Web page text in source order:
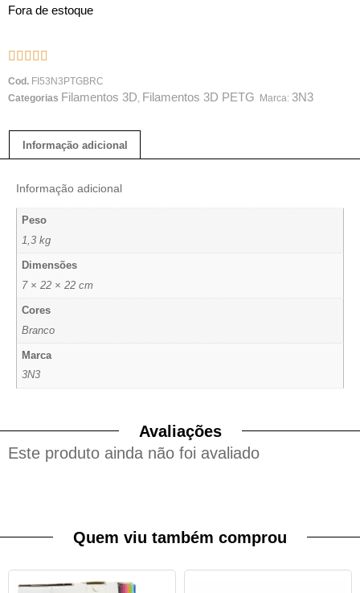
    
Cod. FI53N3PTGBRC
Categorias Filamentos 3D, Filamentos 3D PETG Marca: 3N3
Fora de estoque
Informação adicional
Informação adicional
Peso
1,3 kg
Dimensões
7 × 22 × 22 cm
Cores
Branco
Marca
3N3
Avaliações
Este produto ainda não foi avaliado
Quem viu também comprou